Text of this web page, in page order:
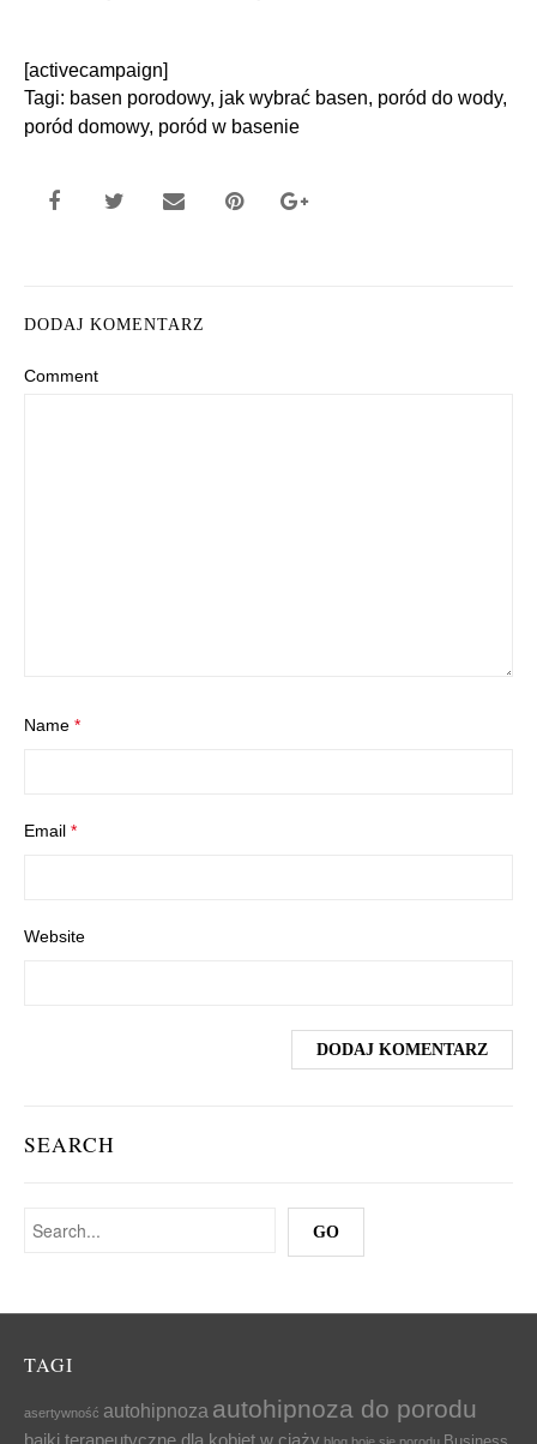
SEARCH
[activecampaign]
Tagi: basen porodowy, jak wybrać basen, poród do wody,
poród domowy, poród w basenie
DODAJ KOMENTARZ
Comment
Name *
Email *
Website
TAGI
asertywność autohipnoza autohipnoza do porodu